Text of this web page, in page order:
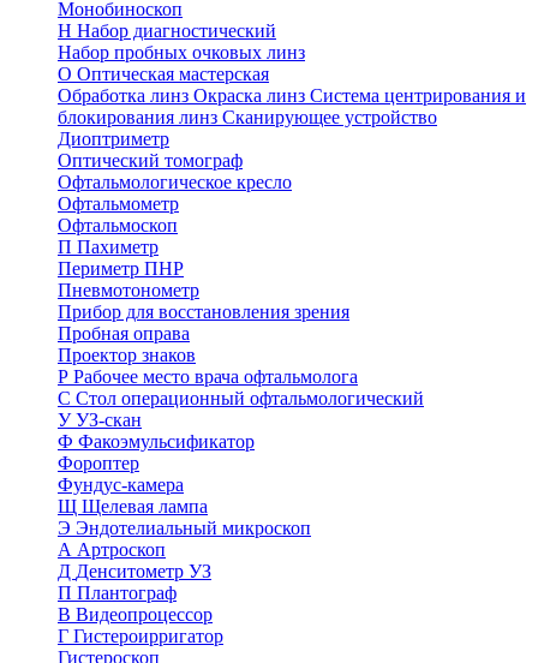
Монобиноскоп
Н Набор диагностический
Набор пробных очковых линз
О Оптическая мастерская
Обработка линз Окраска линз Система центрирования и
блокирования линз Сканирующее устройство
Диоптриметр
Оптический томограф
Офтальмологическое кресло
Офтальмометр
Офтальмоскоп
П Пахиметр
Периметр ПНР
Пневмотонометр
Прибор для восстановления зрения
Пробная оправа
Проектор знаков
Р Рабочее место врача офтальмолога
С Стол операционный офтальмологический
УУЗ-скан
Ф Факоэмульсификатор
Фороптер
Фундус-камера
Щ Щелевая лампа
Э Эндотелиальный микроскоп
А Артроскоп
Д Денситометр УЗ
П Плантограф
В Видеопроцессор
Г Гистероирригатор
Гистероскоп